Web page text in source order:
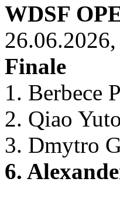
WDSF
Finale
1. Berbece
2. Qiao
3. Dmytro
6.